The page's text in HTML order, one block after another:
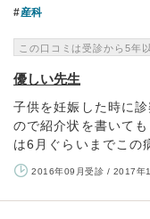
産科
この口コミは受診から5年
優しい先生
子供を妊娠した時に
ので紹介状を書いて
は6月ぐらいまでこの
2016年09月受診 / 2017年